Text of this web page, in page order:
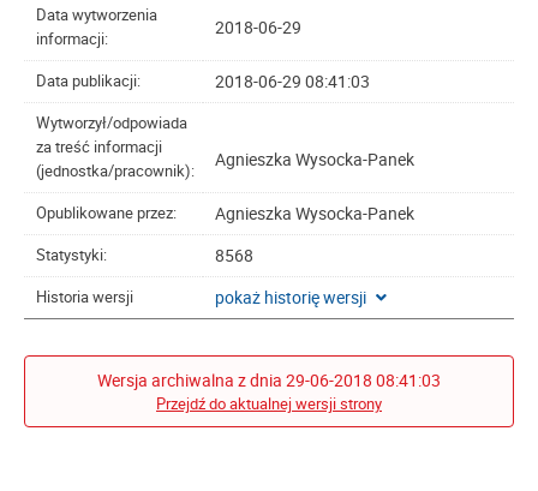
Data wytworzenia
informacji:
2018-06-29
Data publikacji: 2018-06-29 08:41:03
Wytworzył/odpowiada
za treść informacji
(jednostka/pracownik):
Agnieszka Wysocka-Panek
Opublikowane przez: Agnieszka Wysocka-Panek
Statystyki: 8568
Historia wersji pokaż historię wersji
Wersja archiwalna z dnia 29-06-2018 08:41:03
Przejdź do aktualnej wersji strony